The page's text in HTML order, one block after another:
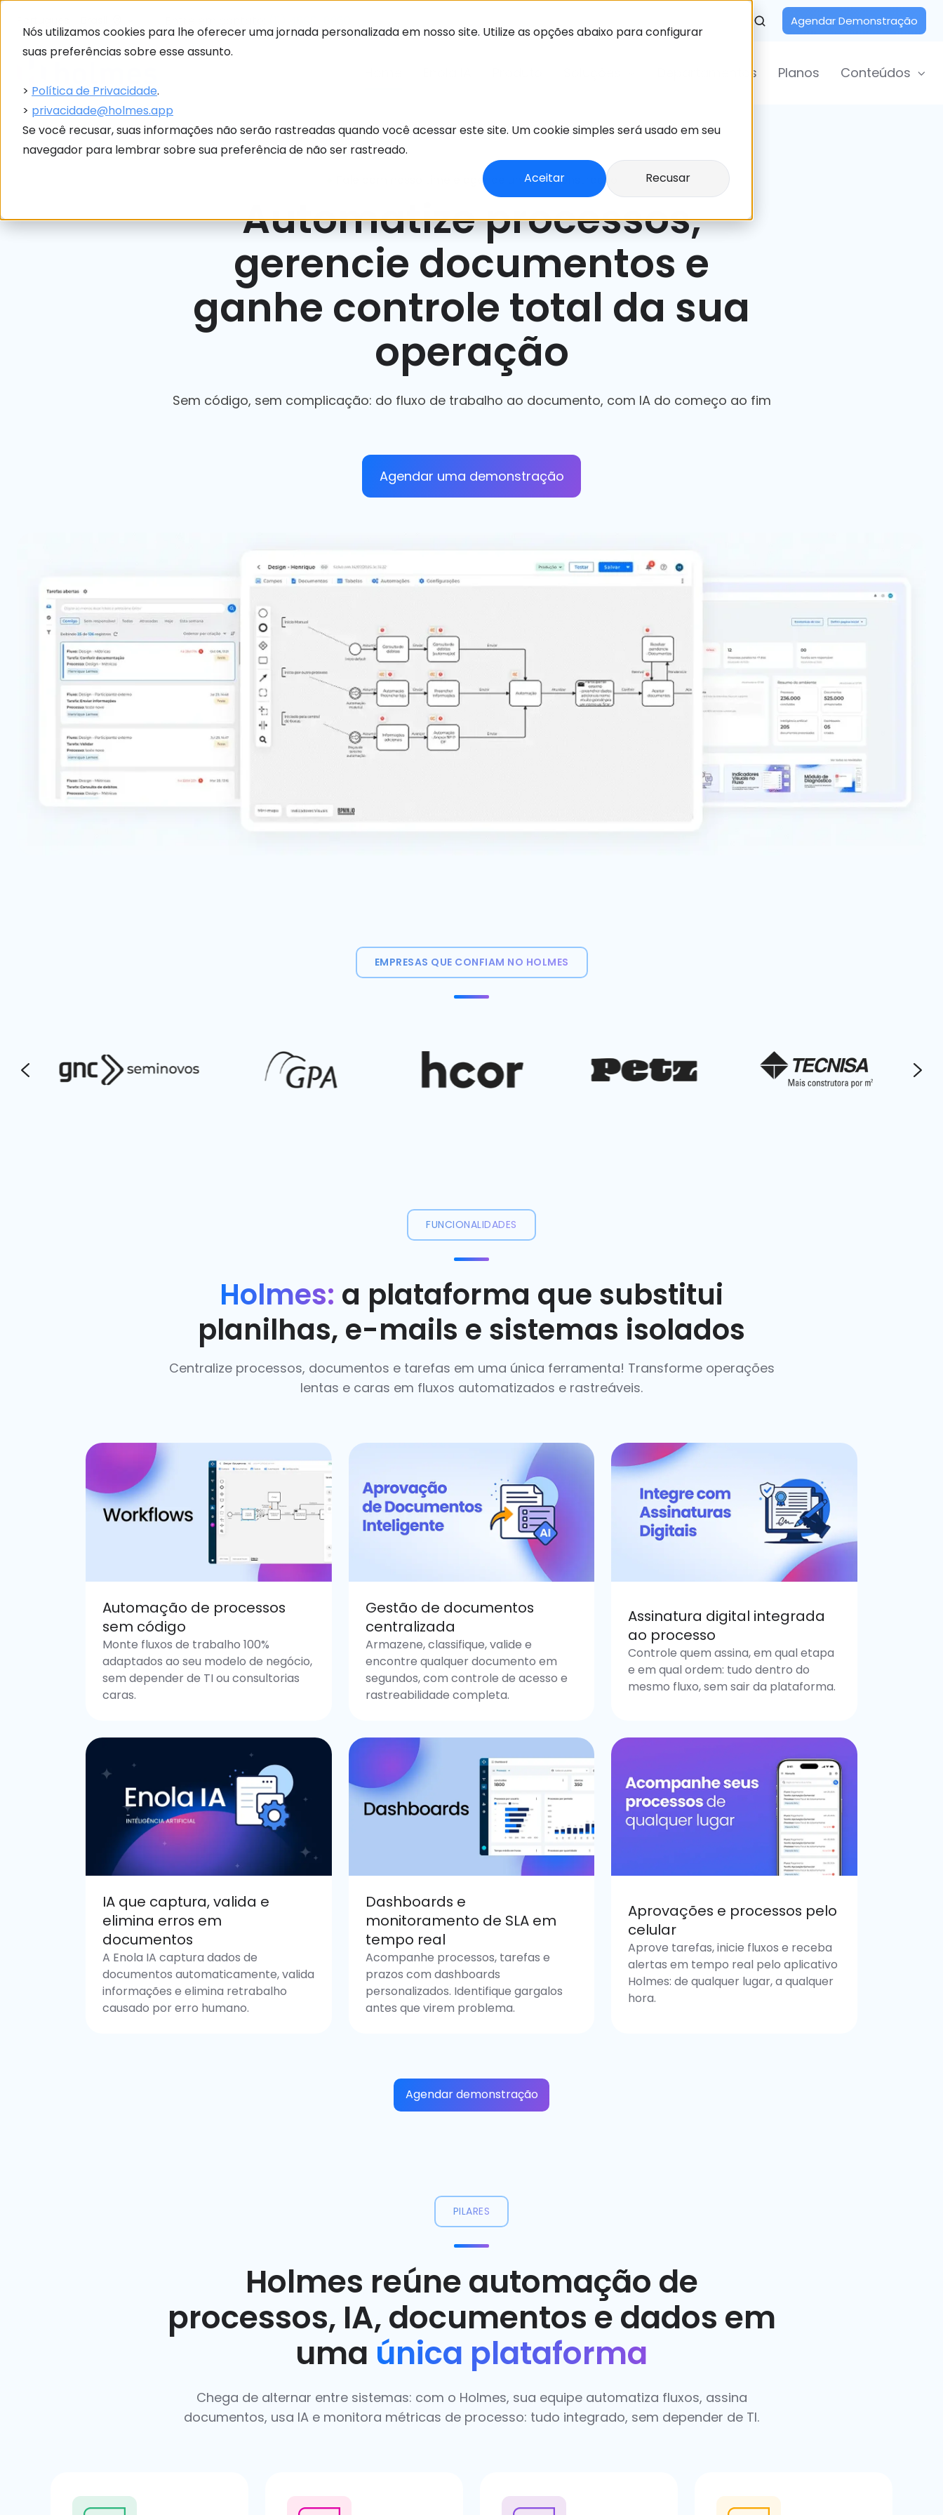
Nós utilizamos cookies para lhe oferecer uma jornada personalizada em nosso site. Utilize as opções abaixo para configurar
suas preferências sobre esse assunto.
> Política de Privacidade.
> privacidade@holmes.app
Se você recusar, suas informações não serão rastreadas quando você acessar este site. Um cookie simples será usado em seu
navegador para lembrar sobre sua preferência de não ser rastreado.
Aceitar
Recusar
Agendar Demonstração
Departamentos Planos Conteúdos
Fale com nosso time e agende uma demonstração
Automatize processos,
gerencie documentos e
ganhe controle total da sua
operação
Sem código, sem complicação: do fluxo de trabalho ao documento, com IA do começo ao fim
Agendar uma demonstração
EMPRESAS QUE CONFIAM NO HOLMES
FUNCIONALIDADES
Holmes: a plataforma que substitui
planilhas, e-mails e sistemas isolados
Centralize processos, documentos e tarefas em uma única ferramenta! Transforme operações
lentas e caras em fluxos automatizados e rastreáveis.
Automação de processos
sem código
Monte fluxos de trabalho 100%
adaptados ao seu modelo de negócio,
sem depender de TI ou consultorias
caras.
Gestão de documentos
centralizada
Armazene, classifique, valide e
encontre qualquer documento em
segundos, com controle de acesso e
rastreabilidade completa.
Assinatura digital integrada
ao processo
Controle quem assina, em qual etapa
e em qual ordem: tudo dentro do
mesmo fluxo, sem sair da plataforma.
IA que captura, valida e
elimina erros em
documentos
A Enola IA captura dados de
documentos automaticamente, valida
informações e elimina retrabalho
causado por erro humano.
Dashboards e
monitoramento de SLA em
tempo real
Acompanhe processos, tarefas e
prazos com dashboards
personalizados. Identifique gargalos
antes que virem problema.
Aprovações e processos pelo
celular
Aprove tarefas, inicie fluxos e receba
alertas em tempo real pelo aplicativo
Holmes: de qualquer lugar, a qualquer
hora.
Agendar demonstração
PILARES
Holmes reúne automação de
processos, IA, documentos e dados em
uma única plataforma
Chega de alternar entre sistemas: com o Holmes, sua equipe automatiza fluxos, assina
documentos, usa IA e monitora métricas de processo: tudo integrado, sem depender de TI.